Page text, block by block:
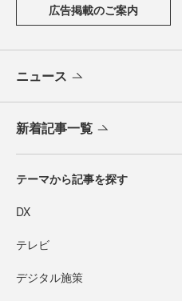
広告掲載のご案内
ニュース
新着記事一覧
テーマから記事を探す
DX
テレビ
デジタル施策